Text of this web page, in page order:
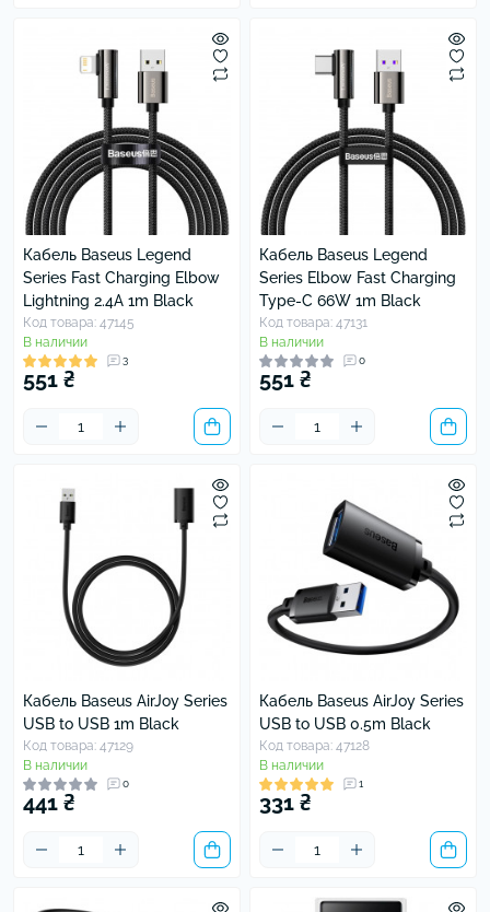
Кабель Baseus Legend
Series Fast Charging Elbow
Lightning 2.4A 1m Black
Код товара: 47145
В наличии
3
551 ₴
Кабель Baseus Legend
Series Elbow Fast Charging
Type-C 66W 1m Black
Код товара: 47131
В наличии
0
551 ₴
Кабель Baseus AirJoy Series
USB to USB 1m Black
Код товара: 47129
В наличии
0
441 ₴
Кабель Baseus AirJoy Series
USB to USB 0.5m Black
Код товара: 47128
В наличии
1
331 ₴